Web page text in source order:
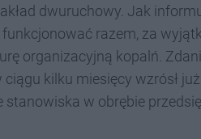
dwuruchowy. Jak
razem, za
organizacyjną kopalń.
kilku miesięcy wzrósł
stanowiska w obrębie